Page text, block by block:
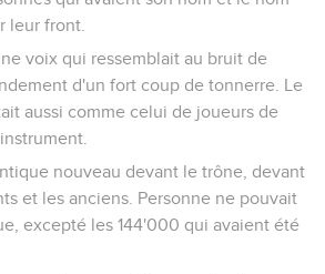
leur front.
voix qui ressemblait au bruit de
d'un fort coup de tonnerre. Le
aussi comme celui de joueurs de
nouveau devant le trône, devant
et les anciens. Personne ne pouvait
excepté les 144'000 qui avaient été